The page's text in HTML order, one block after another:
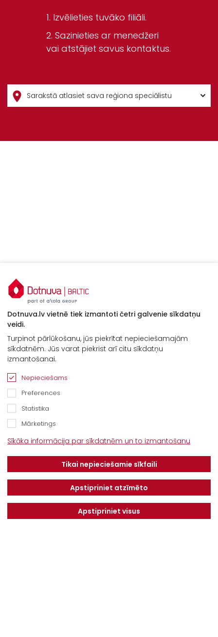
Izvēlieties tuvāko filiāli.
Sazinieties ar menedžeri
vai atstājiet savus kontaktus.
Kontakti
“Baltijas Ceļš”, Brankas, Cenu pagasts,
Jelgavas novads, LV-3043
Tel. +371 67913161
E-pasts:
info@dotnuvabaltic.lv
Kontakti
Vakances
Finansējums
Privātuma politika
MAKSĀJUMU KĀRTĪBA UN
NOTEIKUMI
Dotnuva.lv vietnē tiek izmantoti četri galvenie sīkdatņu
veidi.
Turpinot pārlūkošanu, jūs piekrītat nepieciešamajām
sīkdatnēm. Jūs varat piekrist arī citu sīkdatņu
izmantošanai.
Nepieciešams
Preferences
Statistika
Mārketings
Sīkāka informācija par sīkdatnēm un to izmantošanu
Tikai nepieciešamie sīkfaili
Apstipriniet atzīmēto
Apstipriniet visus